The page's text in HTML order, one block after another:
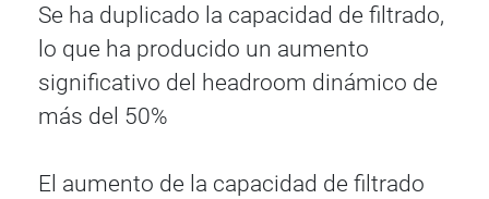
Se ha duplicado la capacidad de filtrado,
lo que ha producido un aumento
significativo del headroom dinámico de
más del 50%
El aumento de la capacidad de filtrado